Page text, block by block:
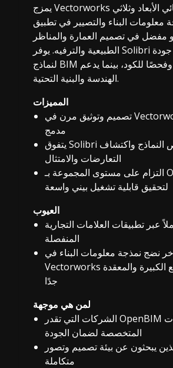
يمزج Vectorworks بين الرسم ثنائي الأبعاد وثلاثي
معلومات البناء والتصيير في تطبيق
مفضل في تصميم العمارة والمناظر
الطبيعية والترفيه. يوفر Solibri أفضل ضمان جودة
لنماذج BIM وفحصًا للكود، بينما يدعم Allplan
الهندسة والبنية التحتية.
المميزات
تصميم وتوثيق مرن في Vectorworks مع تصيير
مدمج
يتفوق Solibri في فحص النماذج واكتشاف
التعارضات والامتثال
التزام على مستوى المجموعة بـ OpenBIM
لتحقيق قابلية تشغيل بيني واسعة
العيوب
عبر تطبيقات العلامات التجارية
المنفصلة
نضج نمذجة معلومات البناء في
Vectorworks في المشاريع الكبيرة والمعقدة
جدًا
لمن هي موجهة
الشركات التي تقدر OpenBIM والأدوات
المتخصصة لضمان الجودة
يبحثون عن بيئة تصميم وتصور
متكاملة